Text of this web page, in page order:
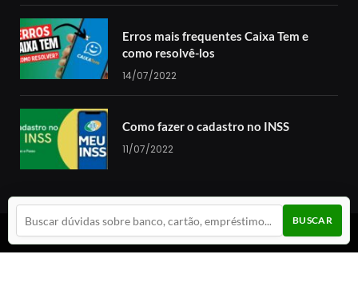
BUSCAR
Erros mais frequentes Caixa Tem e
como resolvê-los
14/07/2022
Como fazer o cadastro no INSS
11/07/2022
© 2024 Guia da Cotação. Todos os direitos reservados